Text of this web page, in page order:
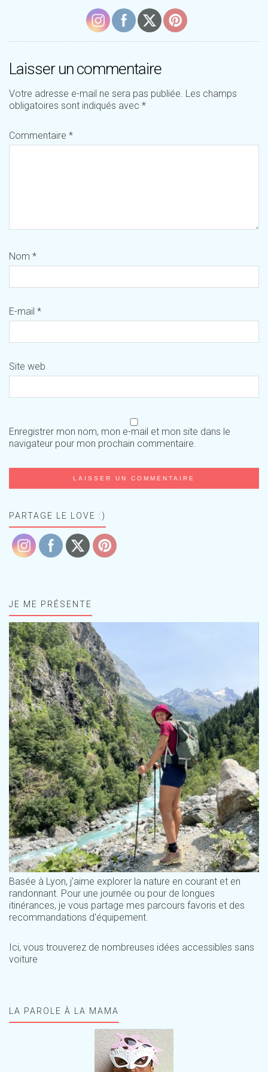
Laisser un commentaire
Votre adresse e-mail ne sera pas publiée. Les champs
obligatoires sont indiqués avec *
Commentaire *
Nom *
E-mail *
Site web
Enregistrer mon nom, mon e-mail et mon site dans le
navigateur pour mon prochain commentaire.
PARTAGE LE LOVE :)
JE ME PRÉSENTE
Basée à Lyon, j'aime explorer la nature en courant et en
randonnant. Pour une journée ou pour de longues
itinérances, je vous partage mes parcours favoris et des
recommandations d'équipement.
Ici, vous trouverez de nombreuses idées accessibles sans
voiture
LA PAROLE À LA MAMA